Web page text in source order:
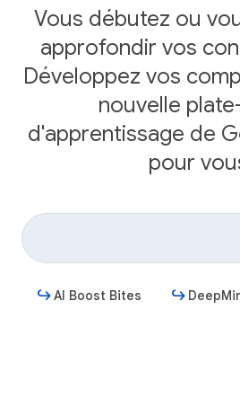
Vous débutez ou
approfondir vos
Développez vos
nouvelle
d'apprentissage de
pour
AI Boost Bites